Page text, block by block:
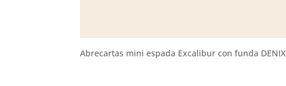
Abrecartas mini espada Excalibur con funda DENIX